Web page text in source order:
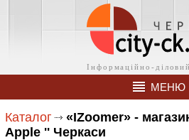
МЕНЮ
Каталог
«IZoomer» -
Apple '' Черкаси